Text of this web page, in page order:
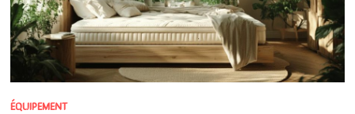
ÉQUIPEMENT